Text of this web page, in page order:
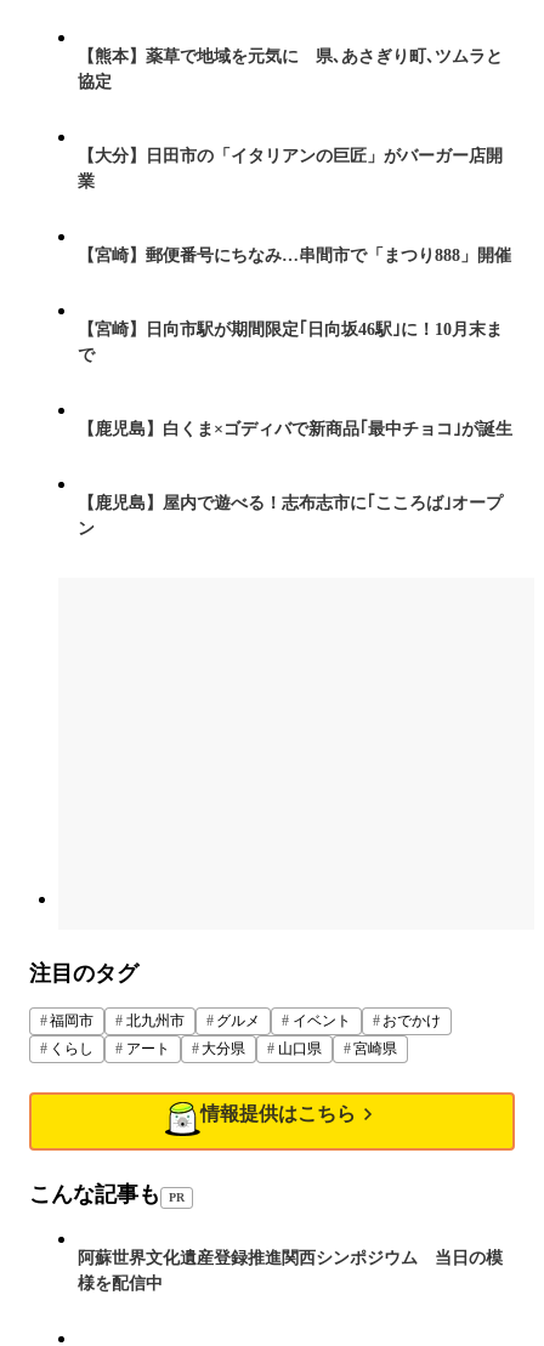
【熊本】薬草で地域を元気に 県､あさぎり町､ツムラと
協定
【大分】日田市の「イタリアンの巨匠」がバーガー店開
業
【宮崎】郵便番号にちなみ…串間市で「まつり888」開催
【宮崎】日向市駅が期間限定｢日向坂46駅｣に！10月末ま
で
【鹿児島】白くま×ゴディバで新商品｢最中チョコ｣が誕生
【鹿児島】屋内で遊べる！志布志市に｢こころば｣オープ
ン
注目のタグ
福岡市 北九州市 グルメ イベント
おでかけ
くらし
アート 大分県 山口県 宮崎県
情報提供はこちら
こんな記事も PR
阿蘇世界文化遺産登録推進関西シンポジウム 当日の模
様を配信中